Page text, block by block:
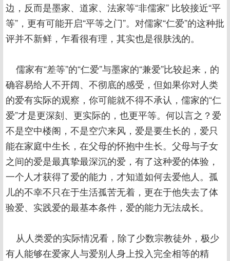
边，反而是墨家、道家、法家等“非儒家” 比较接近“平
等”，更有可能开启“平等之门”。对儒家“仁爱”的这种批
评并不新鲜，乍看很有理，其实也是很肤浅的。
儒家有“差等”的“仁爱”与墨家的“兼爱”比较起来，的
确容易给人不开阔、不彻底的感受，但如果你对人类
的爱有实际的观察，你可能就不得不承认，儒家的“仁
爱”才是更深刻、更实际的，也更平等。何以言之？爱
不是空中楼阁，不是空穴来风，爱是要生长的，爱只
能在家庭中生长，在父母的怀抱中生长。父母与子女
之间的爱是最真挚最深沉的爱，有了这种爱的体验，
一个人才获得了爱的能力，才知道如何去爱他人。孤
儿的不幸不只在于生活孤苦无着，更在于他失去了体
验爱、实践爱的最基本条件，爱的能力无法成长。
从人类爱的实际情况看，除了少数宗教徒外，极少
有人能够在爱家人与爱别人身上投入完全相等的精